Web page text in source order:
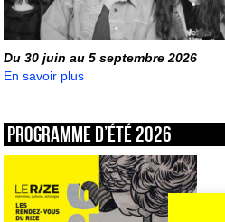
Du 30 juin au 5 septembre 2026
En savoir plus
Programme d’été 2026